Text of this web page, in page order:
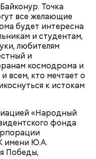
Точка
все желающие
будет интересна
и студентам,
любителям
и
космодрома и
всем, кто мечтает о
к истокам
«Народный
фонда
имени Ю.А.
Победы,
можно
скидок и самые
Мастер
мимоз в
10, где было
работал
упоминается в
и очерке «Сорок